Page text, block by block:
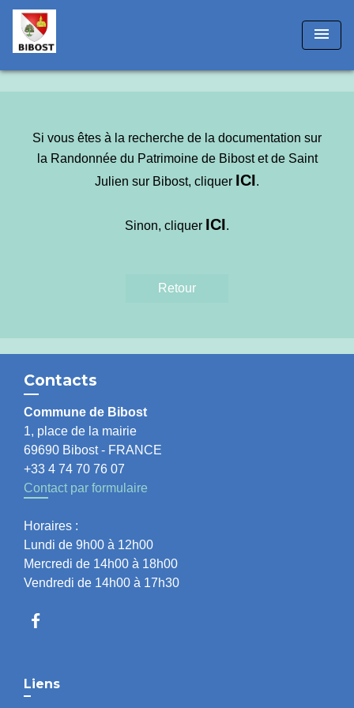
!-- Matomo -->
menu
Si vous êtes à la recherche de la documentation sur
la Randonnée du Patrimoine de Bibost et de Saint
Julien sur Bibost, cliquer ICI.
Sinon, cliquer ICI.
Retour
Contacts
Commune de Bibost
1, place de la mairie
69690 Bibost - FRANCE
+33 4 74 70 76 07
Contact par formulaire
Horaires :
Lundi de 9h00 à 12h00
Mercredi de 14h00 à 18h00
Vendredi de 14h00 à 17h30
Liens